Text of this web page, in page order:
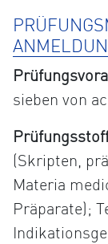
sieben von
(Skripten,
Materia
Präparate);